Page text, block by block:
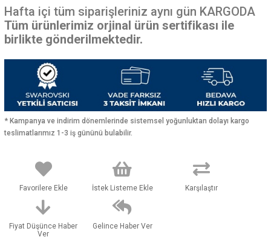
Hafta içi tüm siparişleriniz aynı gün KARGODA
Tüm ürünlerimiz orjinal ürün sertifikası ile
birlikte gönderilmektedir.
* Kampanya ve indirim dönemlerinde sistemsel yoğunluktan dolayı kargo
teslimatlarımız 1-3 iş gününü bulabilir.
Favorilere Ekle İstek Listeme Ekle Karşılaştır
Fiyat Düşünce Haber
Ver
Gelince Haber Ver